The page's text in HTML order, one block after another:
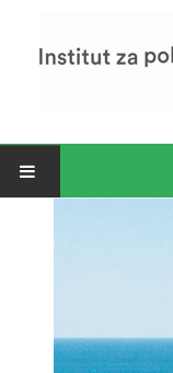
Zavod za